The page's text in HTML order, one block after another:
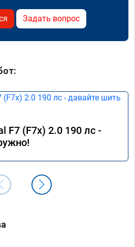
Задать вопрос
F7 (F7x) 2.0 190 лс -